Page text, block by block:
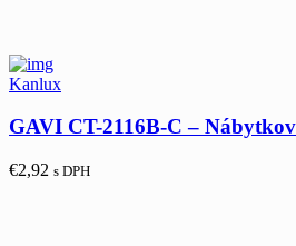
Kanlux
GAVI CT-2116B-C –
€2,92 s DPH